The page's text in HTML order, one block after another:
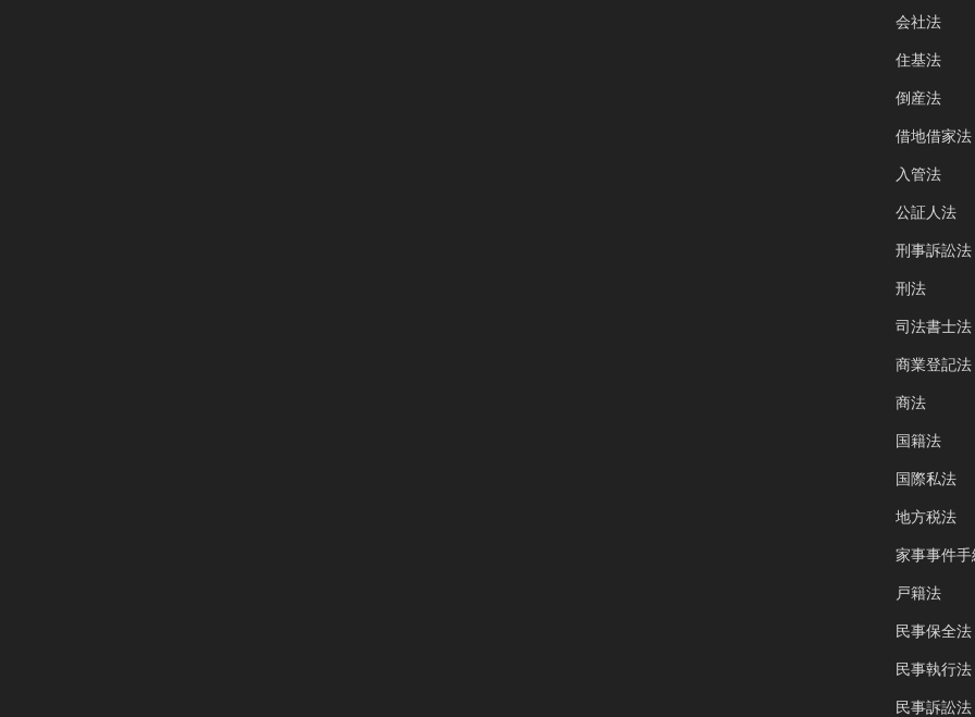
会社法
住基法
倒産法
借地借家法
入管法
公証人法
刑事訴訟法
刑法
司法書士法
商業登記法
商法
国籍法
国際私法
地方税法
家事事件手
戸籍法
民事保全法
民事執行法
民事訴訟法